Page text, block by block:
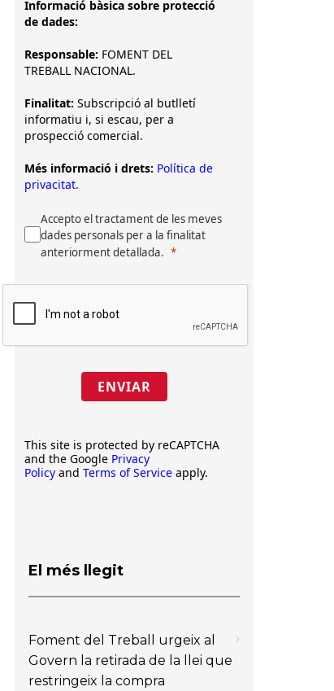
Informació bàsica sobre protecció
de dades:
Responsable: FOMENT DEL
TREBALL NACIONAL.
Finalitat: Subscripció al butlletí
informatiu i, si escau, per a
prospecció comercial.
Més informació i drets: Política de
privacitat.
Accepto el tractament de les meves
dades personals per a la finalitat
anteriorment detallada.
ENVIAR
This site is protected by reCAPTCHA
and the Google Privacy
Policy and Terms of Service apply.
El més llegit
Foment del Treball urgeix al
Govern la retirada de la llei que
restringeix la compra